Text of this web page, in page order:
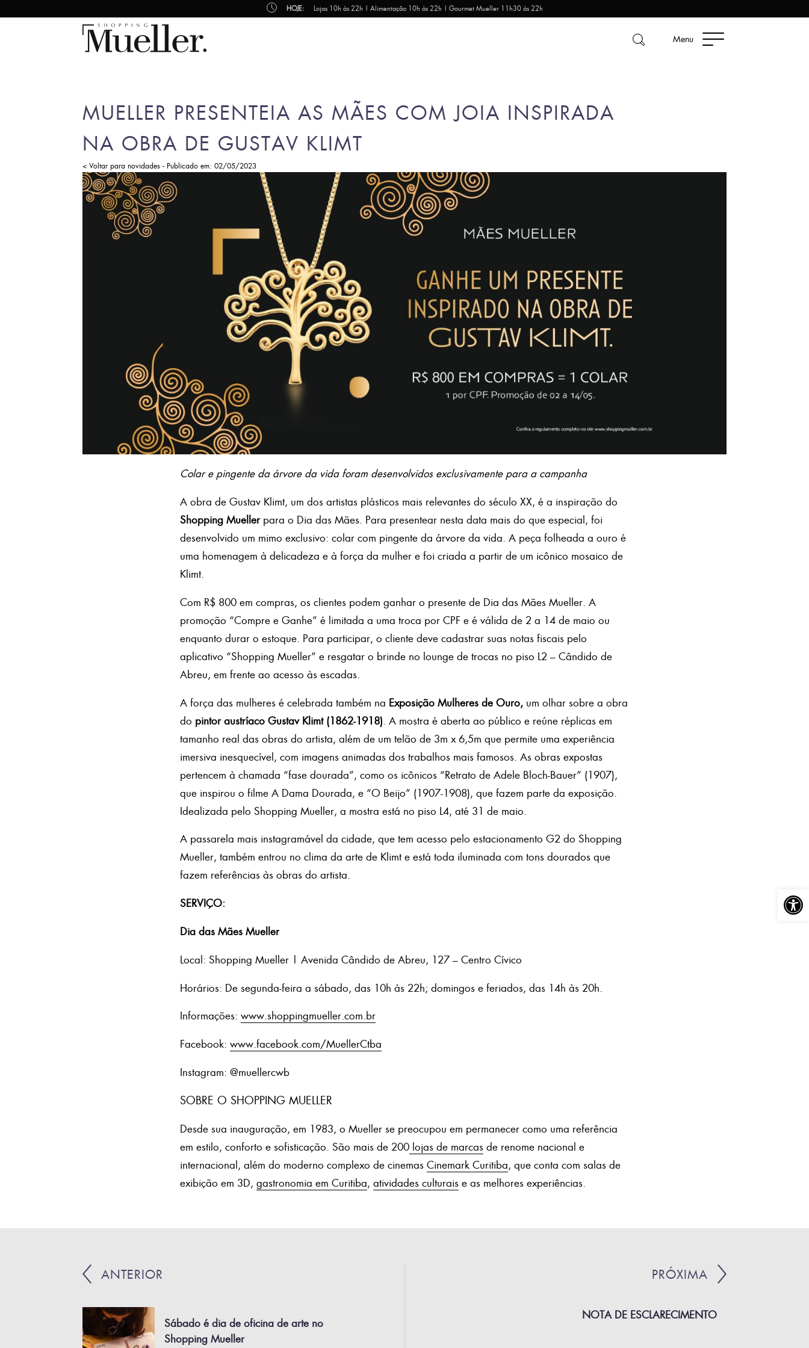
Abrir
HOJE: Lojas 10h às 22h | Alimentação 10h às 22h | Gourmet Mueller 11h30 às 22h
Menu
MUELLER PRESENTEIA AS MÃES COM JOIA INSPIRADA
NA OBRA DE GUSTAV KLIMT
< Voltar para novidades - Publicado em: 02/05/2023
Colar e pingente da árvore da vida foram desenvolvidos exclusivamente para a campanha
A obra de Gustav Klimt, um dos artistas plásticos mais relevantes do século XX, é a inspiração do
Shopping Muellerpara o Dia das Mães. Para presentear nesta data mais do que especial, foi
desenvolvido um mimo exclusivo: colar com pingente da árvore da vida. A peça folheada a ouro é
uma homenagem à delicadeza e à força da mulher e foi criada a partir de um icônico mosaico de
Klimt.
Com R$ 800 em compras, os clientes podem ganhar o presente de Dia das Mães Mueller. A
promoção “Compre e Ganhe” é limitada a uma troca por CPF e é válida de 2 a 14 de maio ou
enquanto durar o estoque. Para participar, o cliente deve cadastrar suas notas fiscais pelo
aplicativo “Shopping Mueller” e resgatar o brinde no lounge de trocas no piso L2 – Cândido de
Abreu, em frente ao acesso às escadas.
A força das mulheres é celebrada também na Exposição Mulheres de Ouro, um olhar sobre a obra
do pintor austríaco Gustav Klimt (1862-1918) . A mostra é aberta ao público e reúne réplicas em
tamanho real das obras do artista, além de um telão de 3m x 6,5m que permite uma experiência
imersiva inesquecível, com imagens animadas dos trabalhos mais famosos. As obras expostas
pertencem à chamada “fase dourada”, como os icônicos “Retrato de Adele Bloch-Bauer” (1907),
que inspirou o filme A Dama Dourada, e “O Beijo” (1907-1908), que fazem parte da exposição.
Idealizada pelo Shopping Mueller, a mostra está no piso L4, até 31 de maio.
A passarela mais instagramável da cidade, que tem acesso pelo estacionamento G2 do Shopping
Mueller, também entrou no clima da arte de Klimt e está toda iluminada com tons dourados que
fazem referências às obras do artista.
SERVIÇO:
Dia das Mães Mueller
Local: Shopping Mueller | Avenida Cândido de Abreu, 127 – Centro Cívico
Horários: De segunda-feira a sábado, das 10h às 22h; domingos e feriados, das 14h às 20h.
Informações: www.shoppingmueller.com.br
Facebook: www.facebook.com/MuellerCtba
Instagram: @muellercwb
SOBRE O SHOPPING MUELLER
Desde sua inauguração, em 1983, o Mueller se preocupou em permanecer como uma referência
em estilo, conforto e sofisticação. São mais de 200 lojas de marcas de renome nacional e
internacional, além do moderno complexo de cinemas Cinemark Curitiba, que conta com salas de
exibição em 3D, gastronomia em Curitiba, atividades culturais e as melhores experiências.
ANTERIOR
Sábado é dia de oficina de arte no
Shopping Mueller
PRÓXIMA
NOTA DE ESCLARECIMENTO